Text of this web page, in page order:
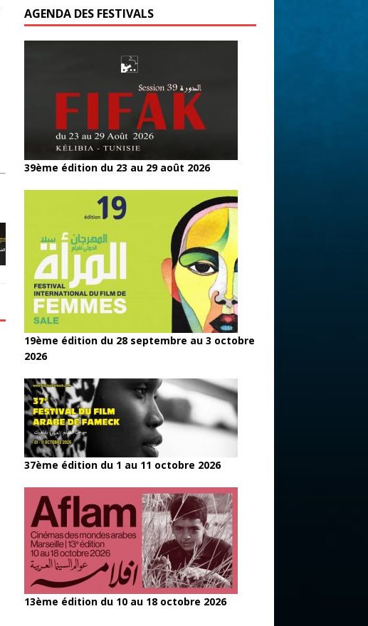
AGENDA DES FESTIVALS
39ème édition du 23 au 29 août 2026
19ème édition du 28 septembre au 3 octobre
2026
37ème édition du 1 au 11 octobre 2026
13ème édition du 10 au 18 octobre 2026